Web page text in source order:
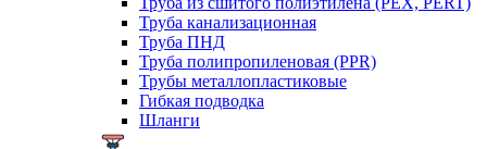
Труба канализационная
Труба ПНД
Труба полипропиленовая (PPR)
Трубы металлопластиковые
Гибкая подводка
Шланги